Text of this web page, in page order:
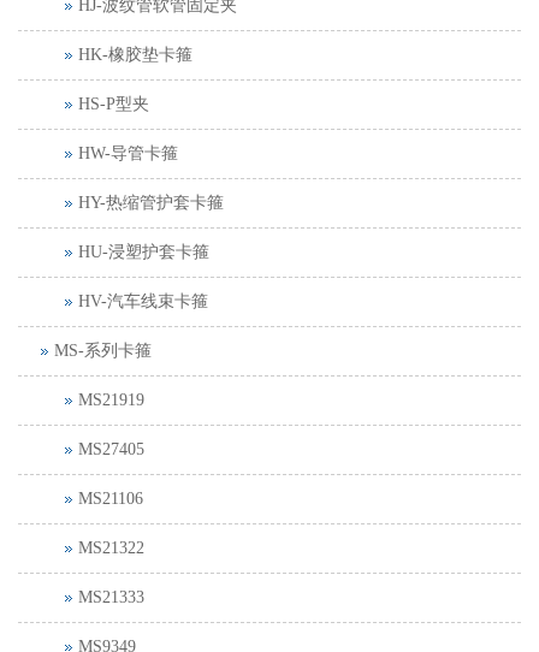
HJ-波纹管软管固定夹
HK-橡胶垫卡箍
HS-P型夹
HW-导管卡箍
HY-热缩管护套卡箍
HU-浸塑护套卡箍
HV-汽车线束卡箍
MS-系列卡箍
MS21919
MS27405
MS21106
MS21322
MS21333
MS9349